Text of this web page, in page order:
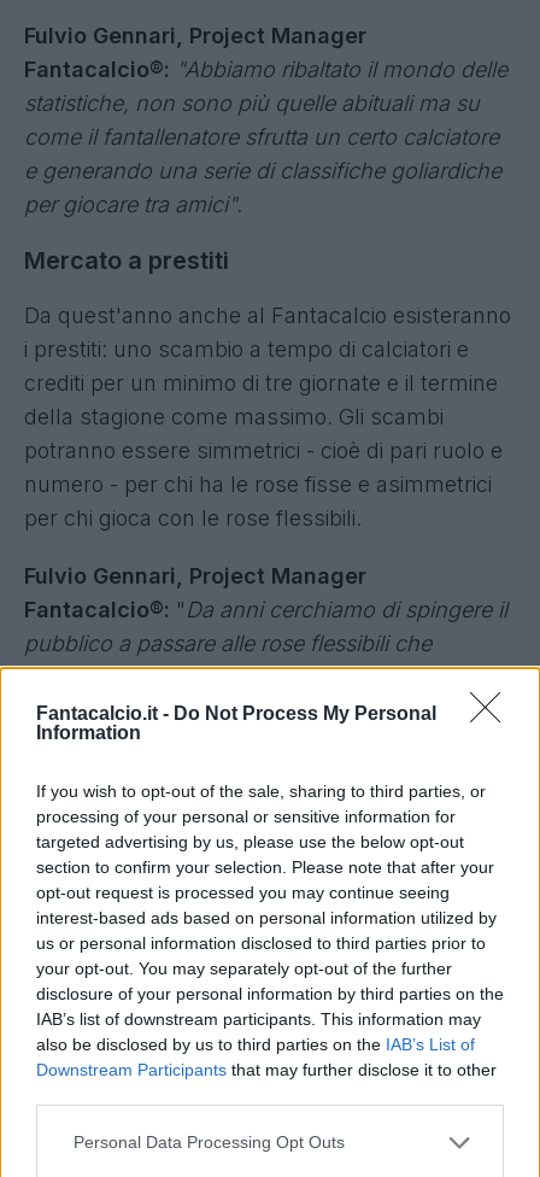
Fantacalcio.it - Do Not Process My Personal
Information
If you wish to opt-out of the sale, sharing to third parties, or
processing of your personal or sensitive information for
targeted advertising by us, please use the below opt-out
section to confirm your selection. Please note that after your
opt-out request is processed you may continue seeing
interest-based ads based on personal information utilized by
us or personal information disclosed to third parties prior to
your opt-out. You may separately opt-out of the further
disclosure of your personal information by third parties on the
IAB’s list of downstream participants. This information may
also be disclosed by us to third parties on the IAB’s List of
Downstream Participants that may further disclose it to other
Personal Data Processing Opt Outs
Fulvio Gennari, Project Manager
Fantacalcio®: "Abbiamo ribaltato il mondo delle
statistiche, non sono più quelle abituali ma su
come il fantallenatore sfrutta un certo calciatore
e generando una serie di classifiche goliardiche
per giocare tra amici".
Mercato a prestiti
Da quest'anno anche al Fantacalcio esisteranno
i prestiti: uno scambio a tempo di calciatori e
crediti per un minimo di tre giornate e il termine
della stagione come massimo. Gli scambi
potranno essere simmetrici - cioè di pari ruolo e
numero - per chi ha le rose fisse e asimmetrici
per chi gioca con le rose flessibili.
Fulvio Gennari, Project Manager
Fantacalcio®: "Da anni cerchiamo di spingere il
pubblico a passare alle rose flessibili che
consentono di utilizzare strumenti divertenti".
Aggiornamento regolamento assist
Le decisioni (o almeno la maggior parte di esse)
devono essere facilmente interpretabili da
chiunque e non solo dagli addetti ai lavori.
Assegneremo assist per ogni passaggio
volontarioche produrrà una conclusione
vincente e quindi un gol. L'altro criterio, quello
dell'intensità del passaggio, non scompare ma
diventa la principale metrica per chi gioca con i
Quality assist. Va in pensione il contributo al gol
d'essere".